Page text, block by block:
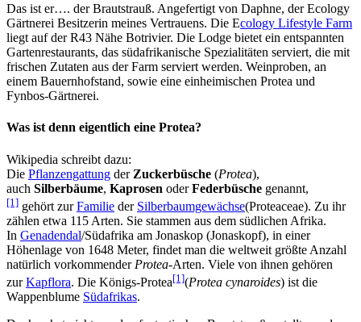
Das ist er…. der Brautstrauß. Angefertigt von Daphne, der Ecology
Gärtnerei Besitzerin meines Vertrauens. Die Ecology Lifestyle Farm
liegt auf der R43 Nähe Botrivier. Die Lodge bietet ein entspannten
Gartenrestaurants, das südafrikanische Spezialitäten serviert, die mit
frischen Zutaten aus der Farm serviert werden. Weinproben, an
einem Bauernhofstand, sowie eine einheimischen Protea und
Fynbos-Gärtnerei.
Was ist denn eigentlich eine Protea?
Wikipedia schreibt dazu:
Die Pflanzengattung der Zuckerbüsche (Protea),
auch Silberbäume, Kaprosen oderFederbüsche genannt,
[1] gehört zurFamilie der Silberbaumgewächse(Proteaceae). Zu ihr
zählen etwa 115 Arten. Sie stammen aus dem südlichen Afrika.
In Genadendal/Südafrika am Jonaskop (Jonaskopf), in einer
Höhenlage von 1648 Meter, findet man die weltweit größte Anzahl
natürlich vorkommender Protea-Arten. Viele von ihnen gehören
zurKapflora. Die Königs-Protea[1](Protea cynaroides) ist die
Wappenblume Südafrikas.